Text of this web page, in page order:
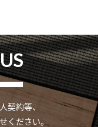
契約等、
ください。